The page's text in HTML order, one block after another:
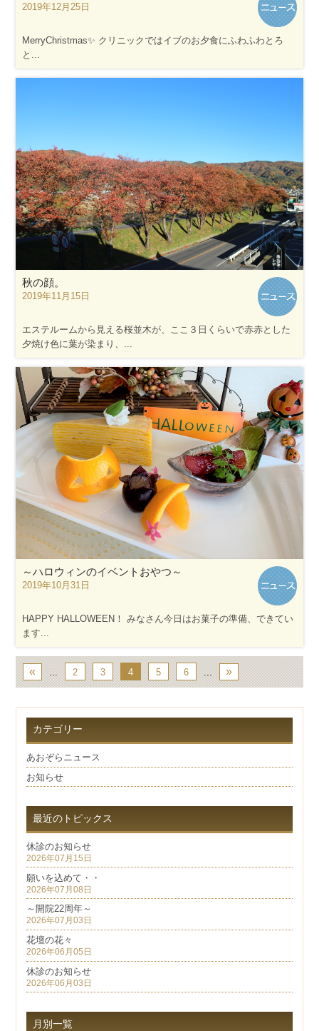
2019年12月25日
MerryChristmas✨ クリニックではイブのお夕食にふわふわとろ
と...
秋の顔。
2019年11月15日
エステルームから見える桜並木が、ここ３日くらいで赤赤とした
夕焼け色に葉が染まり、...
～ハロウィンのイベントおやつ～
2019年10月31日
HAPPY HALLOWEEN！ みなさん今日はお菓子の準備、できてい
ます...
« ... 2 3 4 5 6 ... »
カテゴリー
あおぞらニュース
お知らせ
最近のトピックス
休診のお知らせ
2026年07月15日
願いを込めて・・
2026年07月08日
～開院22周年～
2026年07月03日
花壇の花々
2026年06月05日
休診のお知らせ
2026年06月03日
月別一覧